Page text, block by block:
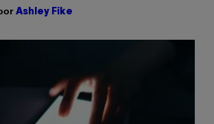
Ashley Fike